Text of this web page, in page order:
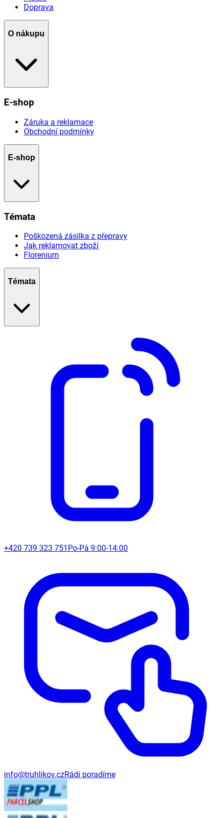
Doprava
O nákupu
E-shop
Záruka a reklamace
Obchodní podmínky
E-shop
Témata
Poškozená zásilka z přepravy
Jak reklamovat zboží
Florenium
Témata
+420 739 323 751 Po-Pá 9:00-14:00
info@truhlikov.czRádi poradíme